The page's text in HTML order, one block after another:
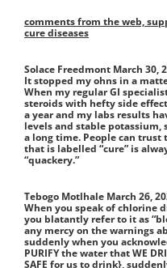
comments from the web,
cure diseases
Solace Freedmont March 30,
It stopped my ohns in a
When my regular GI
steroids with hefty side
a year and my labs results
levels and stable
a long time. People can
that is labelled “cure” is
“quackery.”
Tebogo Motlhale March 26,
When you speak of chlorine
you blatantly refer to it as
any mercy on the warnings
suddenly when you
PURIFY the water that WE
SAFE for us to drink},